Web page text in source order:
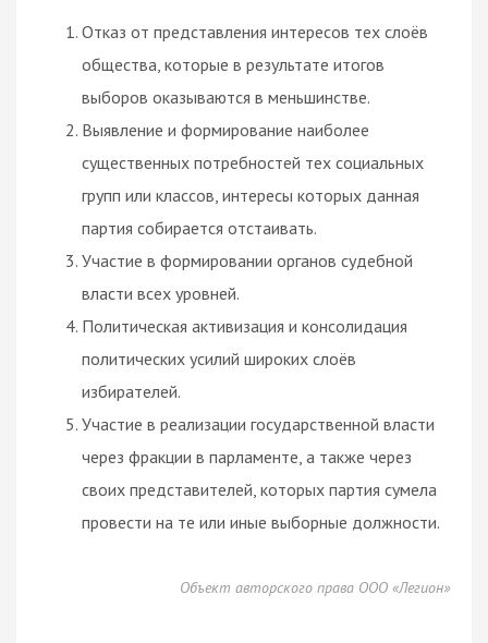
Отказ от представления интересов тех слоёв
общества, которые в результате итогов
выборов оказываются в меньшинстве.
Выявление и формирование наиболее
существенных потребностей тех социальных
групп или классов, интересы которых данная
партия собирается отстаивать.
Участие в формировании органов судебной
власти всех уровней.
Политическая активизация и консолидация
политических усилий широких слоёв
избирателей.
Участие в реализации государственной власти
через фракции в парламенте, а также через
своих представителей, которых партия сумела
провести на те или иные выборные должности.
Объект авторского права ООО «Легион»